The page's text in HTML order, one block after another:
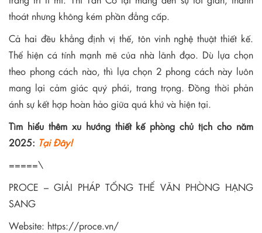
thoát nhưng không kém phần đẳng cấp.
Cả hai đều khẳng định vị thế, tôn vinh nghệ thuật thiết kế.
Thể hiện cá tính mạnh mẽ của nhà lãnh đạo. Dù lựa chọn
theo phong cách nào, thì lựa chọn 2 phong cách này luôn
mang lại cảm giác quý phái, trang trọng. Đồng thời phản
ánh sự kết hợp hoàn hảo giữa quá khứ và hiện tại.
Tìm hiểu thêm xu hướng thiết kế phòng chủ tịch cho năm
2025: Tại Đây!
=====\
PROCE – GIẢI PHÁP TỔNG THỂ VĂN PHÒNG HẠNG
SANG
Website: https://proce.vn/